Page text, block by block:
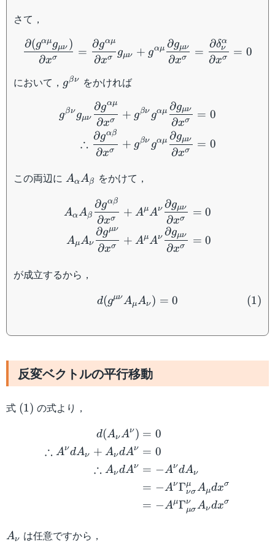
さて，
∂xσ
∂(gαμgμν )
=
∂xσ
∂gαμ
gμν + gαμ
∂xσ
∂gμν =
∂xσ
∂δν
α
= 0
において， g^{\beta\nu}
gβν をかければ
\begin{aligned}
gβν gμν ∂xσ
∂gαμ
+ gβν gαμ
∂xσ
∂gμν
∴ ∂xσ
∂gαβ
+ gβν gαμ
∂xσ
∂gμν
= 0
= 0
この両辺に A_\alpha
A_\beta
AαAβ をかけて，
AαAβ ∂xσ
∂gαβ
+ AμAν
∂xσ
∂gμν
Aμ Aν ∂xσ
∂gμν
+ A μ A ν
∂xσ
∂gμν
= 0
= 0
が成立するから，
d(gμνAμAν) = 0 (1)
反変ベクトルの平行移動
式 (1)
(1) の式より，
d(AνAν )
∴ AνdAν + AνdAν
∴ AνdAν
= 0
= 0
= −AνdAν
= −AνΓνσ
μ Aμdxσ
= −AμΓμσ
ν Aνdxσ
A_\nu
Aν は任意ですから，